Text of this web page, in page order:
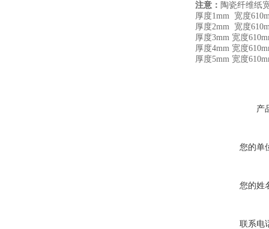
注意： 陶瓷纤维纸
厚度1mm 宽度
厚度2mm 宽度
厚度3mm 宽度
厚度4mm 宽度
厚度5mm 宽度
产
您的单
您的姓
联系电